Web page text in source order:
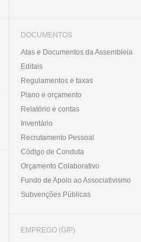
DOCUMENTOS
Atas e Documentos da Assembleia
Editais
Regulamentos e taxas
Plano e orçamento
Relatório e contas
Inventário
Recrutamento Pessoal
Código de Conduta
Orçamento Colaborativo
Fundo de Apoio ao Associativismo
Subvenções Públicas
EMPREGO (GIP)